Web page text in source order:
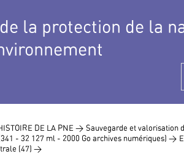
la protection de la
DE LA PNE > Sauvegarde et valorisation
- 32 127 ml - 2000 Go archives numériques) >
(47) >